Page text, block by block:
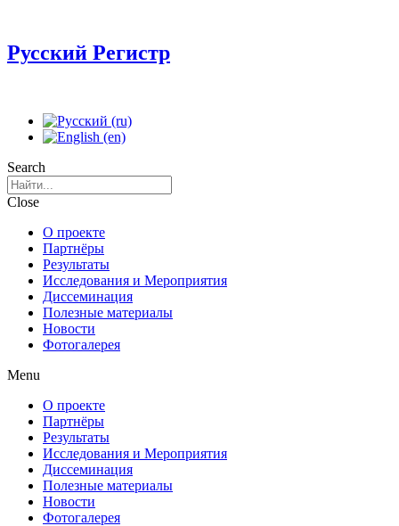
Русский Регистр
Search
Close
О проекте
Партнёры
Результаты
Исследования и Мероприятия
Диссеминация
Полезные материалы
Новости
Фотогалерея
Menu
О проекте
Партнёры
Результаты
Исследования и Мероприятия
Диссеминация
Полезные материалы
Новости
Фотогалерея